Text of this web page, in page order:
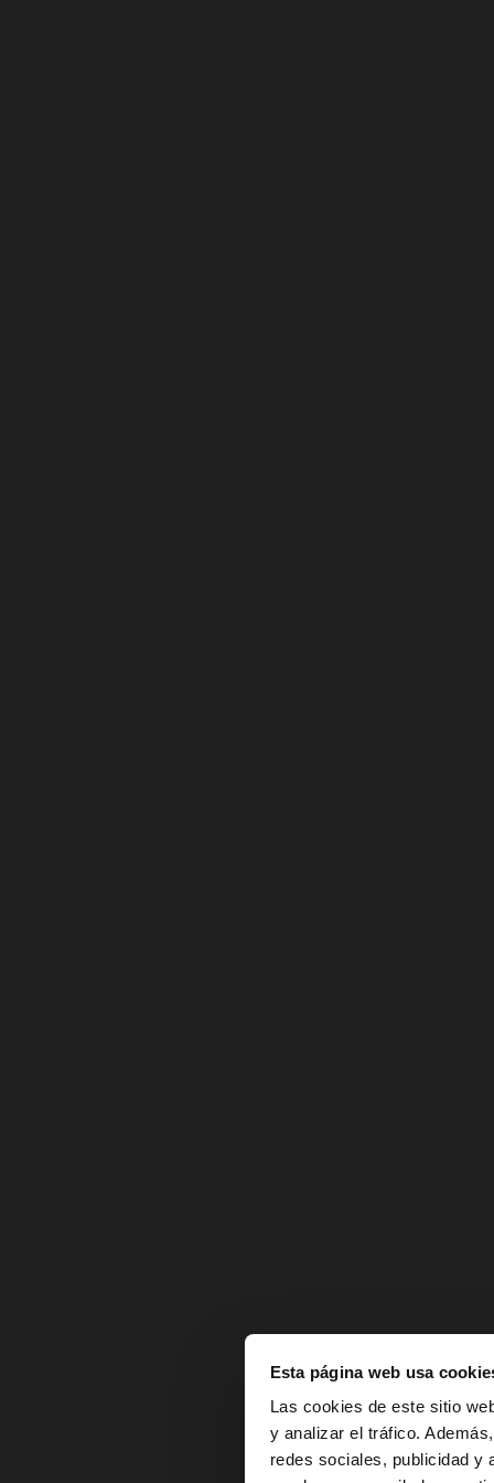
Esta página web usa
Las cookies de este sitio
y analizar el tráfico.
redes sociales, publicidad y
hola
Estás accediendo a